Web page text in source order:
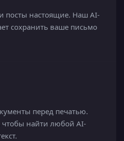
посты настоящие. Наш AI-
сохранить ваше письмо
перед печатью.
найти любой AI-